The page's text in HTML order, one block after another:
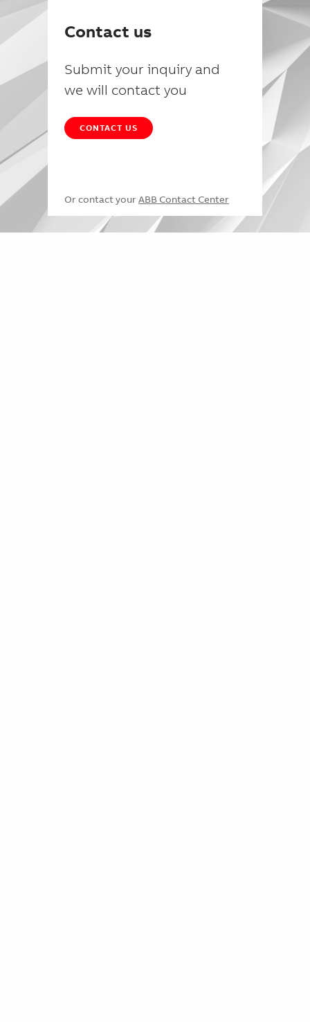
Contact us
Submit your inquiry and
we will contact you
CONTACT US
Or contact your ABB Contact Center